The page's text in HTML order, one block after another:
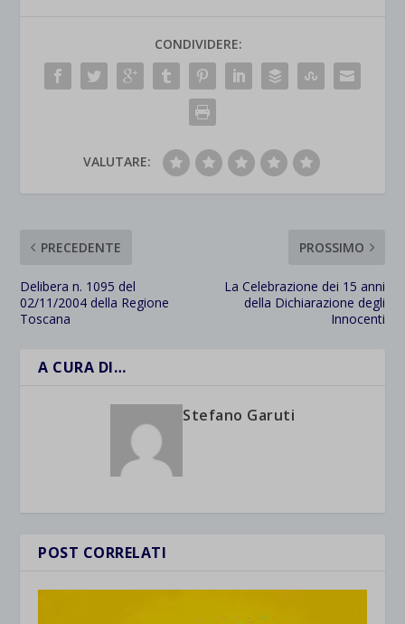
CONDIVIDERE:
VALUTARE:
PRECEDENTE
Delibera n. 1095 del
02/11/2004 della Regione
Toscana
PROSSIMO
La Celebrazione dei 15 anni
della Dichiarazione degli
Innocenti
A CURA DI…
Stefano Garuti
POST CORRELATI